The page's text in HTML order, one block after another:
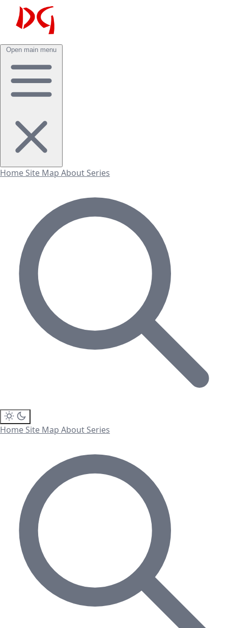
Open main menu
Home Site Map About Series
Home Site Map About Series